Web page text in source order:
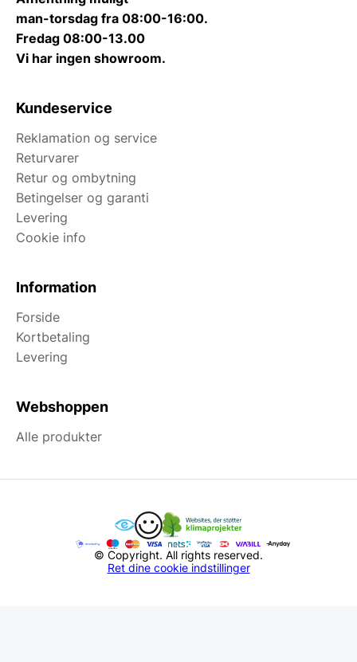
man-torsdag fra 08:00-16:00.
Fredag 08:00-13.00
Vi har ingen showroom.
Kundeservice
Reklamation og service
Returvarer
Retur og ombytning
Betingelser og garanti
Levering
Cookie info
Information
Forside
Kortbetaling
Levering
Webshoppen
Alle produkter
© Copyright. All rights reserved.
Ret dine cookie indstillinger